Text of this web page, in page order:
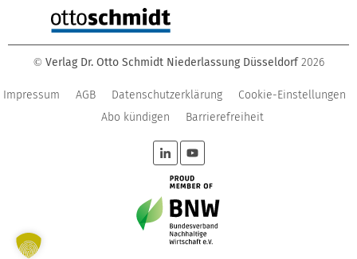
© Verlag Dr. Otto Schmidt Niederlassung Düsseldorf 2026
Impressum AGB Datenschutzerklärung
Cookie-Einstellungen
Abo kündigen
Barrierefreiheit